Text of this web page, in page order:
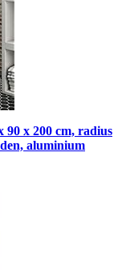
90 x 200 cm, radius
aluminium